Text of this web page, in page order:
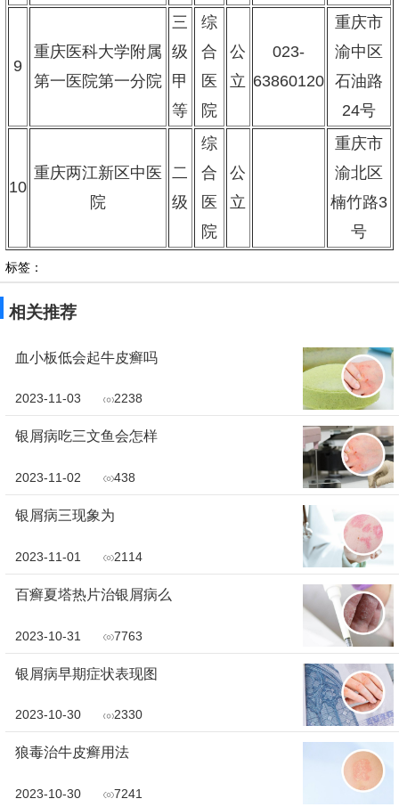
9
重庆医科大学附属
第一医院第一分院
三
级
甲
等
综
合
医
院
公
立
023-
63860120
重庆市
渝中区
石油路
24号
10
重庆两江新区中医
院
二
级
综
合
医
院
公
立
重庆市
渝北区
楠竹路3
号
标签：
相关推荐
血小板低会起牛皮癣吗
2023-11-03 2238
银屑病吃三文鱼会怎样
2023-11-02 438
银屑病三现象为
2023-11-01 2114
百癣夏塔热片治银屑病么
2023-10-31 7763
银屑病早期症状表现图
2023-10-30 2330
狼毒治牛皮癣用法
2023-10-30 7241